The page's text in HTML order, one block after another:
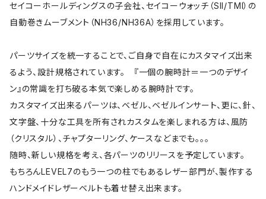
セイコーホールディングスの子会社、セイコーウォッチ（SII/TMI）の
自動巻きムーブメント（NH36/NH36A）を採用しています。
パーツサイズを統一することで、ご自身で自在にカスタマイズ出来
るよう、設計規格されています。 『一個の腕時計＝一つのデザイ
ン』の常識を打ち破る本気で楽しめる腕時計です。
カスタマイズ出来るパーツは、ベゼル、ベゼルインサート、更に、針、
文字盤、十分な工具を所有されカスタムを楽しまれる方は、風防
（クリスタル）、チャプターリング、ケースなどまでも。。。
随時、新しい規格を考え、各パーツのリリースを予定しています。
もちろんLEVEL7のもう一つの柱でもあるレザー部門が、製作する
ハンドメイドレザーベルトも着せ替え出来ます。